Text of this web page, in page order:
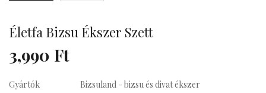
Életfa Bizsu Ékszer Szett
3,990 Ft
Gyártók
Bizsuland - bizsu és divat ékszer